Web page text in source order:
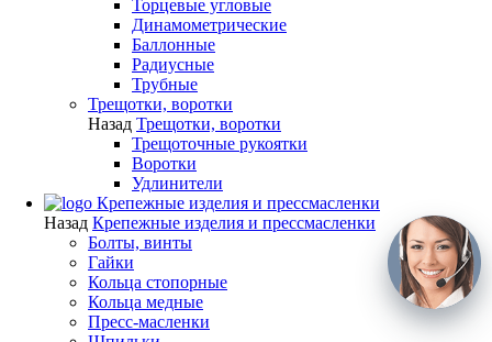
Торцевые угловые
Динамометрические
Баллонные
Радиусные
Трубные
Трещотки, воротки
Назад Трещотки, воротки
Трещоточные рукоятки
Воротки
Удлинители
Крепежные изделия и прессмасленки
Назад Крепежные изделия и прессмасленки
Болты, винты
Гайки
Кольца стопорные
Кольца медные
Пресс-масленки